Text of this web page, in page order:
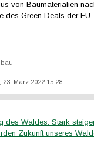
von Baumaterialien
des Green Deals der EU.
März 2022 15:28
des Waldes: Stark
Zukunft unseres